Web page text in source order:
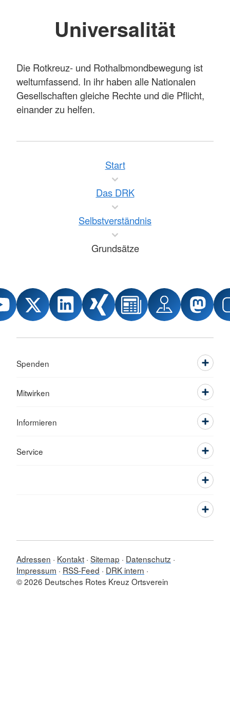
Universalität
Die Rotkreuz- und Rothalbmondbewegung ist
weltumfassend. In ihr haben alle Nationalen
Gesellschaften gleiche Rechte und die Pflicht,
einander zu helfen.
Start
Das DRK
Selbstverständnis
Grundsätze
Spenden
Mitwirken
Informieren
Service
Adressen Kontakt Sitemap
Datenschutz
Impressum
RSS-Feed
DRK intern
© 2026 Deutsches Rotes Kreuz Ortsverein